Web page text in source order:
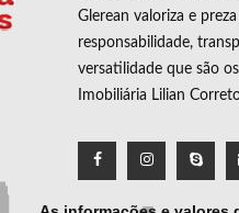
Glerean valoriza e
responsabilidade,
versatilidade que são
Imobiliária Lilian